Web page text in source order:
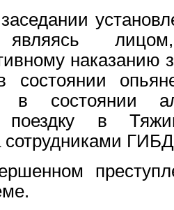
наказанию
состоянии
в состоянии
поездку в
сотрудниками